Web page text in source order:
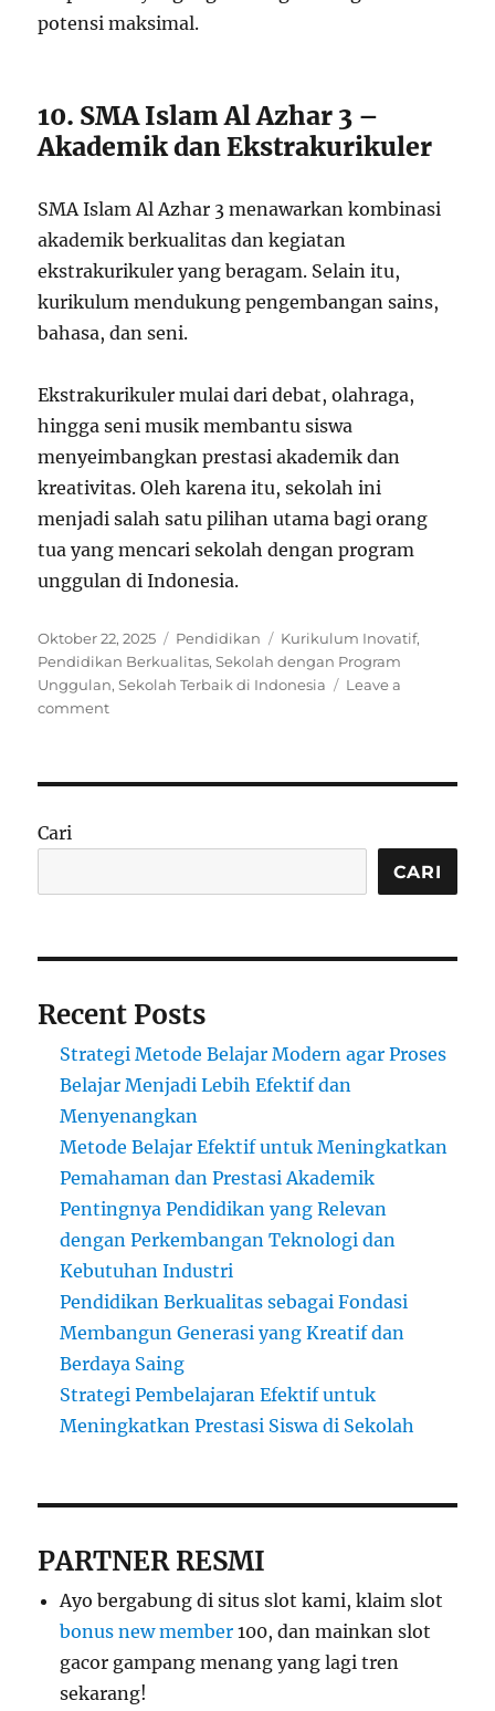
potensi maksimal.
10. SMA Islam Al Azhar 3 –
Akademik dan Ekstrakurikuler
SMA Islam Al Azhar 3 menawarkan kombinasi
akademik berkualitas dan kegiatan
ekstrakurikuler yang beragam. Selain itu,
kurikulum mendukung pengembangan sains,
bahasa, dan seni.
Ekstrakurikuler mulai dari debat, olahraga,
hingga seni musik membantu siswa
menyeimbangkan prestasi akademik dan
kreativitas. Oleh karena itu, sekolah ini
menjadi salah satu pilihan utama bagi orang
tua yang mencari sekolah dengan program
unggulan di Indonesia.
Posted
on
Oktober 22, 2025 Categories
Pendidikan Tags
Kurikulum Inovatif,
Pendidikan Berkualitas,Sekolah dengan Program
Unggulan,Sekolah Terbaik di Indonesia
Leave a
commenton
di
Cari
CARI
Recent Posts
Strategi Metode Belajar Modern agar Proses
Belajar Menjadi Lebih Efektif dan
Menyenangkan
Metode Belajar Efektif untuk Meningkatkan
Pemahaman dan Prestasi Akademik
Pentingnya Pendidikan yang Relevan
dengan Perkembangan Teknologi dan
Kebutuhan Industri
Pendidikan Berkualitas sebagai Fondasi
Membangun Generasi yang Kreatif dan
Berdaya Saing
Strategi Pembelajaran Efektif untuk
Meningkatkan Prestasi Siswa di Sekolah
PARTNER RESMI
Ayo bergabung di situs slot kami, klaim slot
bonus new member 100, dan mainkan slot
gacor gampang menang yang lagi tren
sekarang!